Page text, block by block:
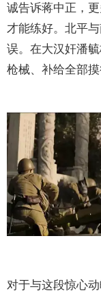
诚告诉蒋中正，更
才能练好。北平
误。在大汉奸潘
枪械、补给全部
对于与这段惊心